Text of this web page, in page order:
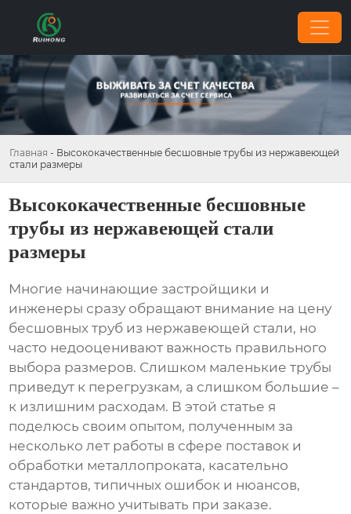
Главная - Высококачественные бесшовные трубы из нержавеющей
стали размеры
Высококачественные бесшовные
трубы из нержавеющей стали
размеры
Многие начинающие застройщики и
инженеры сразу обращают внимание на цену
бесшовных труб из нержавеющей стали, но
часто недооценивают важность правильного
выбора размеров. Слишком маленькие трубы
приведут к перегрузкам, а слишком большие –
к излишним расходам. В этой статье я
поделюсь своим опытом, полученным за
несколько лет работы в сфере поставок и
обработки металлопроката, касательно
стандартов, типичных ошибок и нюансов,
которые важно учитывать при заказе.